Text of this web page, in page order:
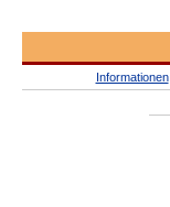
Informationen